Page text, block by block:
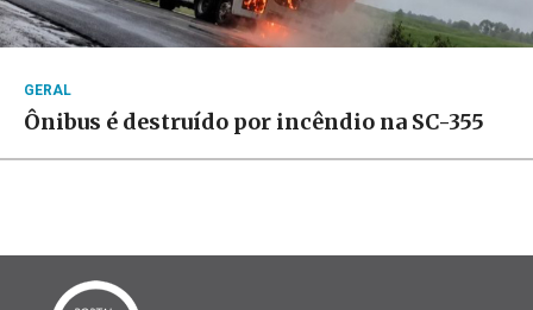
GERAL
Ônibus é destruído por incêndio na SC-355